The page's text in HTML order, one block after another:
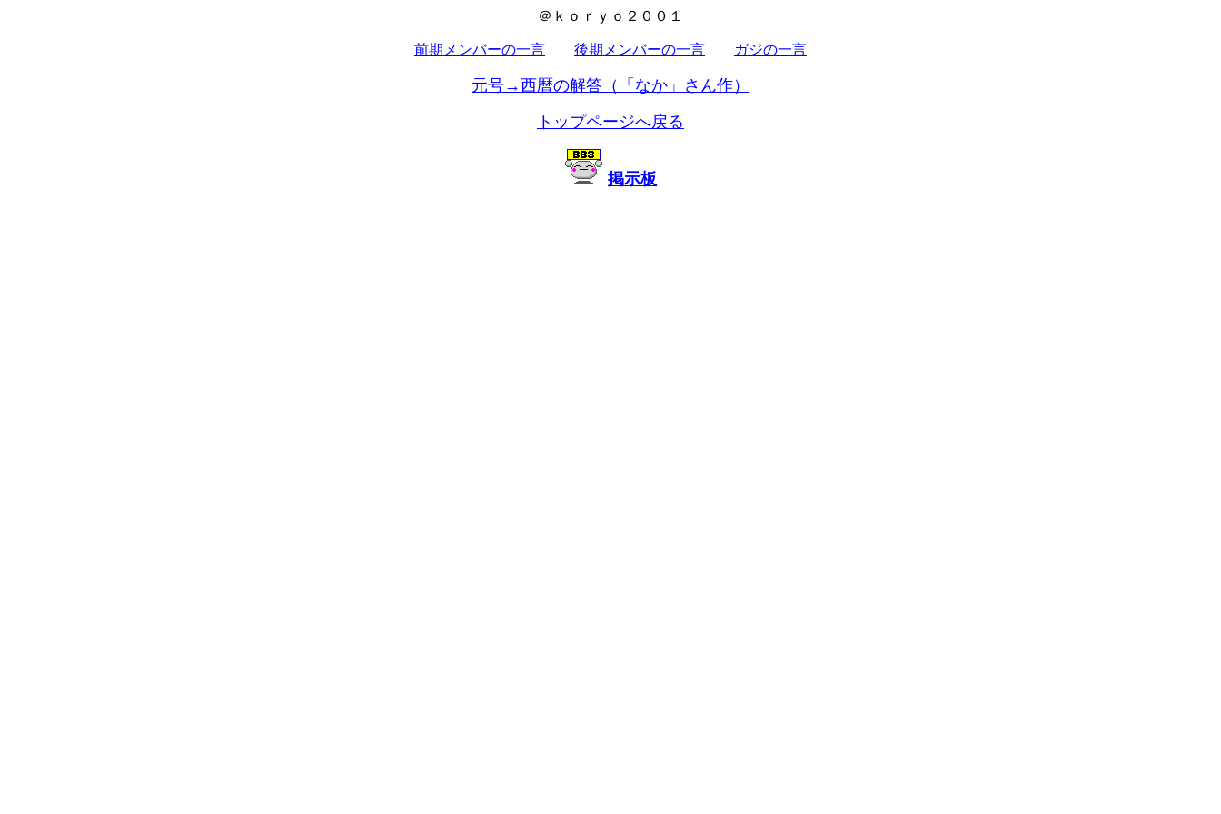
＠ｋｏｒｙｏ２００１
前期メンバーの一言 後期メンバーの一言 ガジの一言
元号→西暦の解答（「なか」さん作）
トップページへ戻る
掲示板